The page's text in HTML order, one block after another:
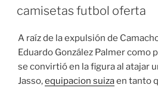
camisetas futbol oferta
A raíz de la expulsión de
Eduardo González Palmer como
se convirtió en la figura al atajar
Jasso,equipacion suizaen tanto